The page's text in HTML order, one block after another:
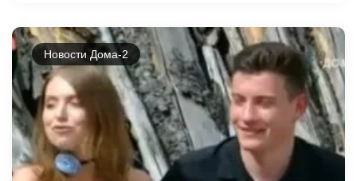
Новости Дома-2